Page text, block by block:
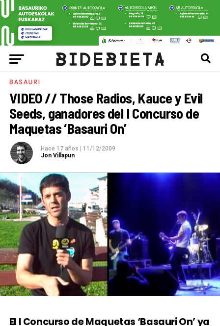
BASAURI
VIDEO // Those Radios, Kauce y Evil
Seeds, ganadores del I Concurso de
Maquetas ‘Basauri On’
Hace 17 años
11/12/2009
Jon Villapun
El I Concurso de Maquetas ‘Basauri On’ ya